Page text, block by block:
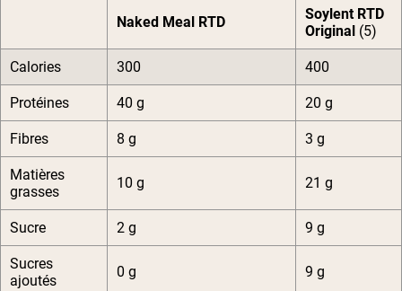
Naked Meal RTD
Soylent RTD
Original (5)
Calories 300 400
Protéines 40 g 20 g
Fibres 8 g 3 g
Matières
grasses
10 g 21 g
Sucre 2 g 9 g
Sucres
ajoutés
0 g 9 g